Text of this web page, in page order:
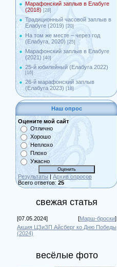
Марафонский заплыв в Елабуге
(2018) [28]
Традиционный часовой заплыв в
Елабуге (2019) [20]
На том же месте – через год
(Елабуга, 2020) [25]
Марафонский заплыв в Елабуге
(2021) [40]
25-й юбилейный (Елабуга 2022)
[16]
26-й марафонский заплыв
(Елабуга 2023) [18]
Наш опрос
Оцените мой сайт
Отлично
Хорошо
Неплохо
Плохо
Ужасно
Результаты | Архив опросов
Всего ответов: 25
свежая статья
[07.05.2024] [Марш-броски]
Акция ЦЗиЗП Айсберг ко Дню Победы
(2024)
весёлые фото